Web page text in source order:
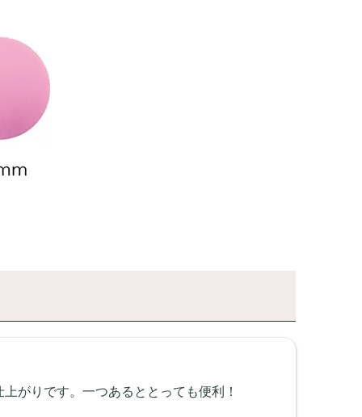
がりです。一つあるととっても便利！